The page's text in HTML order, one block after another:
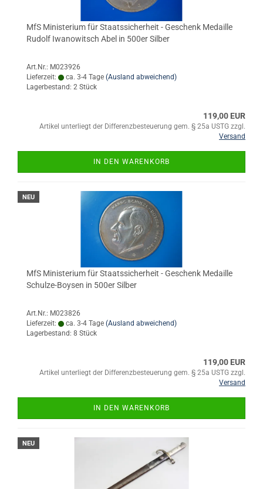
MfS Ministerium für Staatssicherheit - Geschenk Medaille
Rudolf Iwanowitsch Abel in 500er Silber
Art.Nr.: M023926
Lieferzeit:
ca. 3-4 Tage (Ausland abweichend)
Lagerbestand: 2 Stück
119,00 EUR
Artikel unterliegt der Differenzbesteuerung gem. § 25a USTG zzgl.
Versand
IN DEN WARENKORB
NEU
MfS Ministerium für Staatssicherheit - Geschenk Medaille
Schulze-Boysen in 500er Silber
Art.Nr.: M023826
Lieferzeit:
ca. 3-4 Tage (Ausland abweichend)
Lagerbestand: 8 Stück
119,00 EUR
Artikel unterliegt der Differenzbesteuerung gem. § 25a USTG zzgl.
Versand
IN DEN WARENKORB
NEU